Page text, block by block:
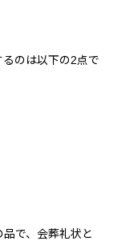
のは以下の2点で
で、会葬礼状と